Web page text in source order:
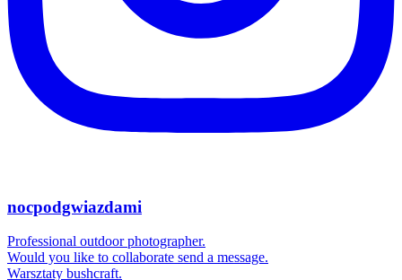
nocpodgwiazdami
Professional outdoor photographer.
Would you like to collaborate send a message.
Warsztaty bushcraft.